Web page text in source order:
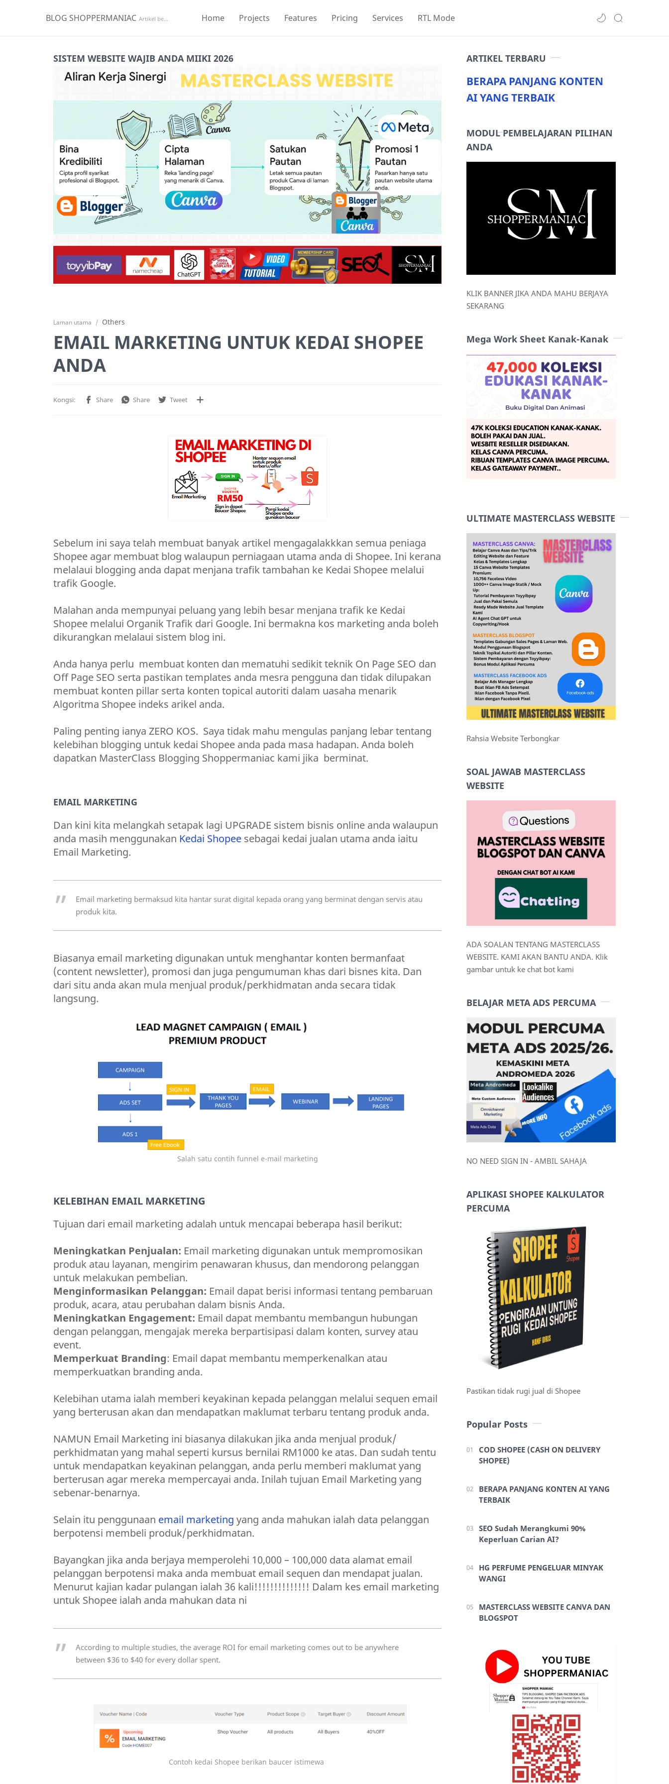
BLOG SHOPPERMANIAC Home Projects Features Pricing Services RTL Mode
SISTEM WEBSITE WAJIB ANDA MIIKI 2026
Laman utama Others
EMAIL MARKETING UNTUK KEDAI SHOPEE
ANDA
Sebelum ini saya telah membuat banyak artikel mengagalakkkan semua peniaga
Shopee agar membuat blog walaupun perniagaan utama anda di Shopee. Ini kerana
melalaui blogging anda dapat menjana trafik tambahan ke Kedai Shopee melalui
trafik Google.
Malahan anda mempunyai peluang yang lebih besar menjana trafik ke Kedai
Shopee melalui Organik Trafik dari Google. Ini bermakna kos marketing anda boleh
dikurangkan melalaui sistem blog ini.
Anda hanya perlu membuat konten dan mematuhi sedikit teknik On Page SEO dan
Off Page SEO serta pastikan templates anda mesra pengguna dan tidak dilupakan
membuat konten pillar serta konten topical autoriti dalam uasaha menarik
Algoritma Shopee indeks arikel anda.
Paling penting ianya ZERO KOS. Saya tidak mahu mengulas panjang lebar tentang
kelebihan blogging untuk kedai Shopee anda pada masa hadapan. Anda boleh
dapatkan MasterClass Blogging Shoppermaniac kami jika berminat.
EMAIL MARKETING
Dan kini kita melangkah setapak lagi UPGRADE sistem bisnis online anda walaupun
anda masih menggunakan Kedai Shopee sebagai kedai jualan utama anda iaitu
Email Marketing.
Email marketing bermaksud kita hantar surat digital kepada orang yang berminat dengan servis atau
produk kita.
Biasanya email marketing digunakan untuk menghantar konten bermanfaat
(content newsletter), promosi dan juga pengumuman khas dari bisnes kita. Dan
dari situ anda akan mula menjual produk/perkhidmatan anda secara tidak
langsung.
Salah satu contih funnel e-mail marketing
KELEBIHAN EMAIL MARKETING
Tujuan dari email marketing adalah untuk mencapai beberapa hasil berikut:
Meningkatkan Penjualan: Email marketing digunakan untuk mempromosikan
produk atau layanan, mengirim penawaran khusus, dan mendorong pelanggan
untuk melakukan pembelian.
Menginformasikan Pelanggan: Email dapat berisi informasi tentang pembaruan
produk, acara, atau perubahan dalam bisnis Anda.
Meningkatkan Engagement: Email dapat membantu membangun hubungan
dengan pelanggan, mengajak mereka berpartisipasi dalam konten, survey atau
event.
Memperkuat Branding: Email dapat membantu memperkenalkan atau
memperkuatkan branding anda.
Kelebihan utama ialah memberi keyakinan kepada pelanggan melalui sequen email
yang berterusan akan dan mendapatkan maklumat terbaru tentang produk anda.
NAMUN Email Marketing ini biasanya dilakukan jika anda menjual produk/
perkhidmatan yang mahal seperti kursus bernilai RM1000 ke atas. Dan sudah tentu
untuk mendapatkan keyakinan pelanggan, anda perlu memberi maklumat yang
berterusan agar mereka mempercayai anda. Inilah tujuan Email Marketing yang
sebenar-benarnya.
Selain itu penggunaan email marketing yang anda mahukan ialah data pelanggan
berpotensi membeli produk/perkhidmatan.
Bayangkan jika anda berjaya memperolehi 10,000 – 100,000 data alamat email
pelanggan berpotensi maka anda membuat email sequen dan mendapat jualan.
Menurut kajian kadar pulangan ialah 36 kali!!!!!!!!!!!!!! Dalam kes email marketing
untuk Shopee ialah anda mahukan data ni
According to multiple studies, the average ROI for email marketing comes out to be anywhere
between $36 to $40 for every dollar spent.
Contoh kedai Shopee berikan baucer istimewa
ARTIKEL TERBARU
BERAPA PANJANG KONTEN
AI YANG TERBAIK
MODUL PEMBELAJARAN PILIHAN
ANDA
KLIK BANNER JIKA ANDA MAHU BERJAYA
SEKARANG
Mega Work Sheet Kanak-Kanak
ULTIMATE MASTERCLASS WEBSITE
Rahsia Website Terbongkar
SOAL JAWAB MASTERCLASS
WEBSITE
ADA SOALAN TENTANG MASTERCLASS
WEBSITE. KAMI AKAN BANTU ANDA. Klik
gambar untuk ke chat bot kami
BELAJAR META ADS PERCUMA
NO NEED SIGN IN - AMBIL SAHAJA
APLIKASI SHOPEE KALKULATOR
PERCUMA
Pastikan tidak rugi jual di Shopee
Popular Posts
COD SHOPEE (CASH ON DELIVERY
SHOPEE)
BERAPA PANJANG KONTEN AI YANG
TERBAIK
SEO Sudah Merangkumi 90%
Keperluan Carian AI?
HG PERFUME PENGELUAR MINYAK
WANGI
MASTERCLASS WEBSITE CANVA DAN
BLOGSPOT